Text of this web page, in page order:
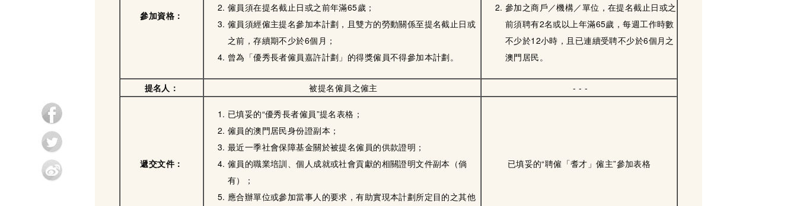
參加資格：
僱員須在提名截止日或之前年滿65歲；
僱員須經僱主提名參加本計劃，且雙方的勞動關係至提名截止日或
之前，存續期不少於6個月；
曾為「優秀長者僱員嘉許計劃」的得獎僱員不得參加本計劃。
參加之商戶／機構／單位，在提名截止日或之
前須聘有2名或以上年滿65歲，每週工作時數
不少於12小時，且已連續受聘不少於6個月之
澳門居民。
提名人： 被提名僱員之僱主 - - -
遞交文件：
已填妥的“優秀長者僱員”提名表格；
僱員的澳門居民身份證副本；
最近一季社會保障基金關於被提名僱員的供款證明；
僱員的職業培訓、個人成就或社會貢獻的相關證明文件副本（倘
有）；
應合辦單位或參加當事人的要求，有助實現本計劃所定目的之其他
已填妥的“聘僱「耆才」僱主”參加表格